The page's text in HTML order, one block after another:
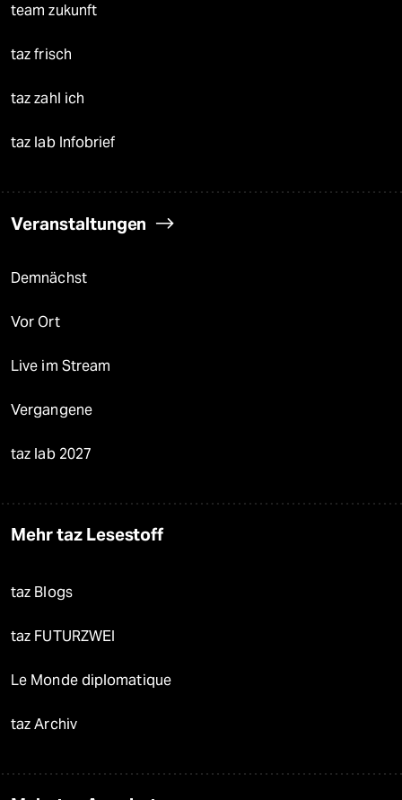
team zukunft
taz frisch
taz zahl ich
taz lab Infobrief
Veranstaltungen
Demnächst
Vor Ort
Live im Stream
Vergangene
taz lab 2027
Mehr taz Lesestoff
taz Blogs
taz FUTURZWEI
Le Monde diplomatique
taz Archiv